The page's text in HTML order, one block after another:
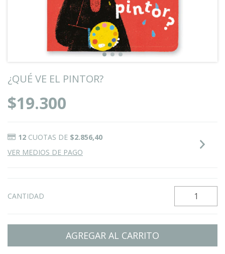
¿QUÉ VE EL PINTOR?
$19.300
12 CUOTAS DE $2.856,40
VER MEDIOS DE PAGO
CANTIDAD